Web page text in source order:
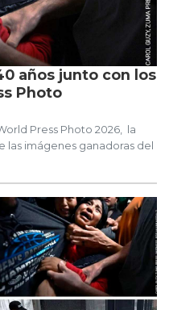
años junto con los
Photo
Press Photo 2026, la
imágenes ganadoras del